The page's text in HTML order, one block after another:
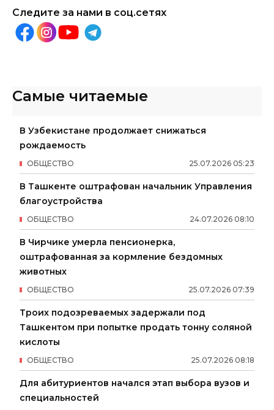
Следите за нами в соц.сетях
Самые читаемые
В Узбекистане продолжает снижаться
рождаемость
25.07.2026 05:23
ОБЩЕСТВО
В Ташкенте оштрафован начальник Управления
благоустройства
24.07.2026 08:10
ОБЩЕСТВО
В Чирчике умерла пенсионерка,
оштрафованная за кормление бездомных
животных
25.07.2026 07:39
ОБЩЕСТВО
Троих подозреваемых задержали под
Ташкентом при попытке продать тонну соляной
кислоты
25.07.2026 08:18
ОБЩЕСТВО
Для абитуриентов начался этап выбора вузов и
специальностей